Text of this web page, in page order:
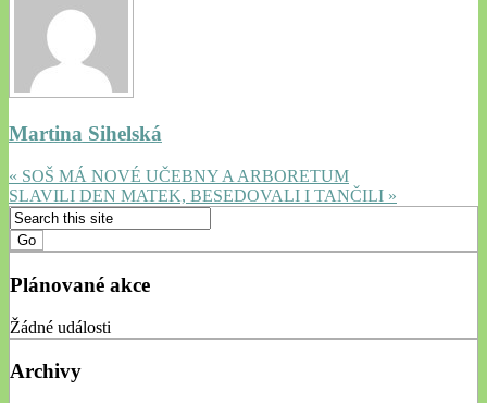
Martina Sihelská
« SOŠ MÁ NOVÉ UČEBNY A ARBORETUM
SLAVILI DEN MATEK, BESEDOVALI I TANČILI »
Plánované akce
Žádné události
Archivy